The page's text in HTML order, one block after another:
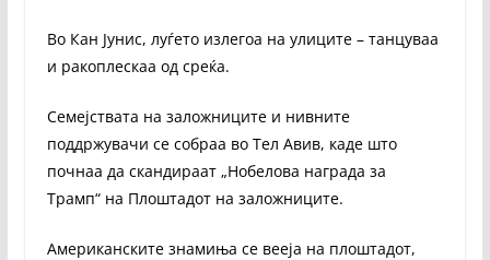
Во Кан Јунис, луѓето излегоа на улиците – танцуваа
и ракоплескаа од среќа.
Семејствата на заложниците и нивните
поддржувачи се собраа во Тел Авив, каде што
почнаа да скандираат „Нобелова награда за
Трамп“ на Плоштадот на заложниците.
Американските знамиња се вееја на плоштадот,